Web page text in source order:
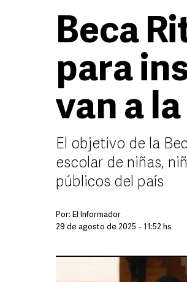
Beca
para
van a
El objetivo de la
escolar de niñas,
públicos del país
Por: El Informador
29 de agosto de 2025 - 11:52 hs